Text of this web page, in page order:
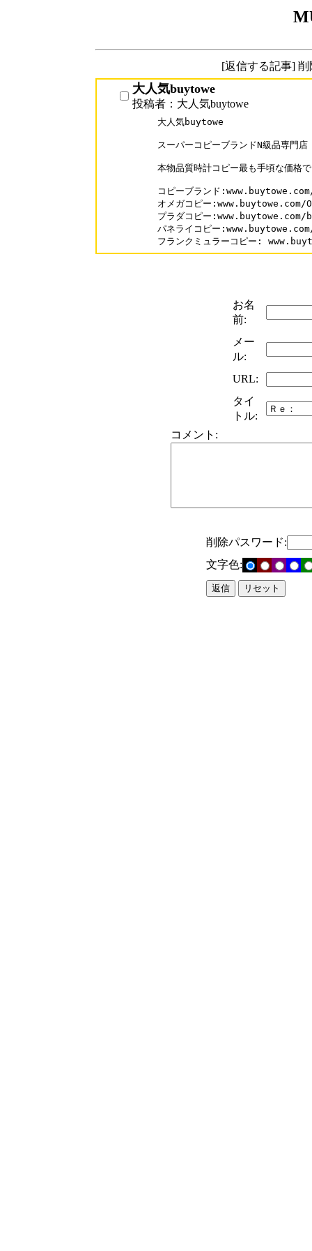
[返信する記事]
大人気buytowe
投稿者：大人気buytowe
大人気buytowe
スーパーコピーブランドN級品専門
本物品質時計コピー最も手頃な価格
コピーブランド
オメガコピー:www.buytowe.com/
プラダコピー
パネライコピー
フランクミュラーコピー:
お名
前:
メー
ル:
URL:
タイ
トル:
コメント:
削除パスワード:
文字色: